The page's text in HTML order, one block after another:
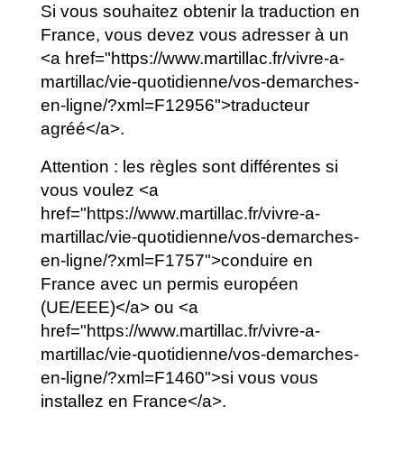
Si vous souhaitez obtenir la traduction en
France, vous devez vous adresser à un
<a href="https://www.martillac.fr/vivre-a-
martillac/vie-quotidienne/vos-demarches-
en-ligne/?xml=F12956">traducteur
agréé</a>.
Attention : les règles sont différentes si
vous voulez <a
href="https://www.martillac.fr/vivre-a-
martillac/vie-quotidienne/vos-demarches-
en-ligne/?xml=F1757">conduire en
France avec un permis européen
(UE/EEE)</a> ou <a
href="https://www.martillac.fr/vivre-a-
martillac/vie-quotidienne/vos-demarches-
en-ligne/?xml=F1460">si vous vous
installez en France</a>.